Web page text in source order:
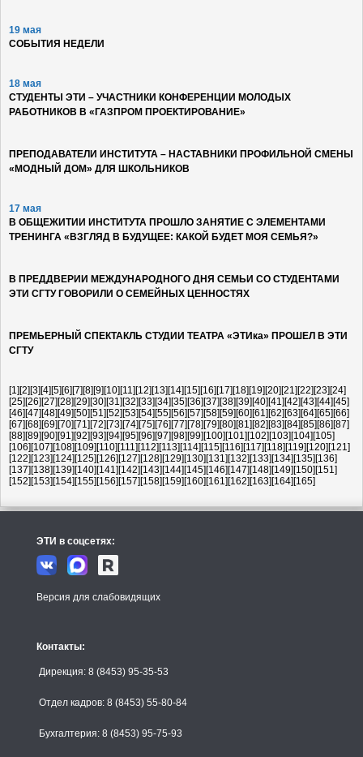
19 мая
СОБЫТИЯ НЕДЕЛИ
18 мая
СТУДЕНТЫ ЭТИ – УЧАСТНИКИ КОНФЕРЕНЦИИ МОЛОДЫХ
РАБОТНИКОВ В «ГАЗПРОМ ПРОЕКТИРОВАНИЕ»
ПРЕПОДАВАТЕЛИ ИНСТИТУТА – НАСТАВНИКИ ПРОФИЛЬНОЙ СМЕНЫ
«МОДНЫЙ ДОМ» ДЛЯ ШКОЛЬНИКОВ
17 мая
В ОБЩЕЖИТИИ ИНСТИТУТА ПРОШЛО ЗАНЯТИЕ С ЭЛЕМЕНТАМИ
ТРЕНИНГА «ВЗГЛЯД В БУДУЩЕЕ: КАКОЙ БУДЕТ МОЯ СЕМЬЯ?»
В ПРЕДДВЕРИИ МЕЖДУНАРОДНОГО ДНЯ СЕМЬИ СО СТУДЕНТАМИ
ЭТИ СГТУ ГОВОРИЛИ О СЕМЕЙНЫХ ЦЕННОСТЯХ
ПРЕМЬЕРНЫЙ СПЕКТАКЛЬ СТУДИИ ТЕАТРА «ЭТИка» ПРОШЕЛ В ЭТИ
СГТУ
[1] [2] [3] [4] [5] [6] [7] [8] [9] [10] [11] [12] [13] [14] [15] [16] [17] [18] [19] [20] [21] [22] [23] [24]
[25] [26] [27] [28] [29] [30] [31] [32] [33] [34] [35] [36] [37] [38] [39] [40] [41] [42] [43] [44] [45]
[46] [47] [48] [49] [50] [51] [52] [53] [54] [55] [56] [57] [58] [59] [60] [61] [62] [63] [64] [65] [66]
[67] [68] [69] [70] [71] [72] [73] [74] [75] [76] [77] [78] [79] [80] [81] [82] [83] [84] [85] [86] [87]
[88] [89] [90] [91] [92] [93] [94] [95] [96] [97] [98] [99] [100] [101] [102] [103] [104] [105]
[106] [107] [108] [109] [110] [111] [112] [113] [114] [115] [116] [117] [118] [119] [120] [121]
[122] [123] [124] [125] [126] [127] [128] [129] [130] [131] [132] [133] [134] [135] [136]
[137] [138] [139] [140] [141] [142] [143] [144] [145] [146] [147] [148] [149] [150] [151]
[152] [153] [154] [155] [156] [157] [158] [159] [160] [161] [162] [163] [164] [165]
ЭТИ в соцсетях:
Версия для слабовидящих
Контакты:
Дирекция: 8 (8453) 95-35-53
Отдел кадров: 8 (8453) 55-80-84
Бухгалтерия: 8 (8453) 95-75-93